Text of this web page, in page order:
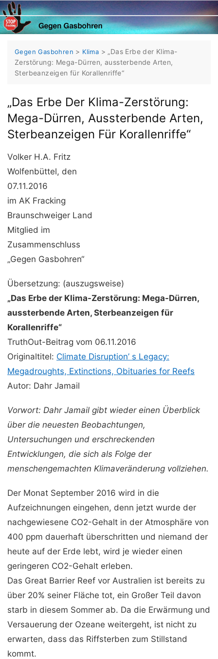
Skip
to
content
Gegen Gasbohren > Klima > „Das Erbe der Klima-
Zerstörung: Mega-Dürren, aussterbende Arten,
Sterbeanzeigen für Korallenriffe“
„Das Erbe Der Klima-Zerstörung:
Mega-Dürren, Aussterbende Arten,
Sterbeanzeigen Für Korallenriffe“
Volker H.A. Fritz
Wolfenbüttel, den
07.11.2016
im AK Fracking
Braunschweiger Land
Mitglied im
Zusammenschluss
„Gegen Gasbohren“
Übersetzung: (auszugsweise)
„Das Erbe der Klima-Zerstörung: Mega-Dürren,
aussterbende Arten, Sterbeanzeigen für
Korallenriffe“
TruthOut-Beitrag vom 06.11.2016
Originaltitel: Climate Disruption’ s Legacy:
Megadroughts, Extinctions, Obituaries for Reefs
Autor: Dahr Jamail
Vorwort: Dahr Jamail gibt wieder einen Überblick
über die neuesten Beobachtungen,
Untersuchungen und erschreckenden
Entwicklungen, die sich als Folge der
menschengemachten Klimaveränderung vollziehen.
Der Monat September 2016 wird in die
Aufzeichnungen eingehen, denn jetzt wurde der
nachgewiesene CO2-Gehalt in der Atmosphäre von
400 ppm dauerhaft überschritten und niemand der
heute auf der Erde lebt, wird je wieder einen
geringeren CO2-Gehalt erleben.
Das Great Barrier Reef vor Australien ist bereits zu
über 20% seiner Fläche tot, ein Großer Teil davon
starb in diesem Sommer ab. Da die Erwärmung und
Versauerung der Ozeane weitergeht, ist nicht zu
erwarten, dass das Riffsterben zum Stillstand
kommt.